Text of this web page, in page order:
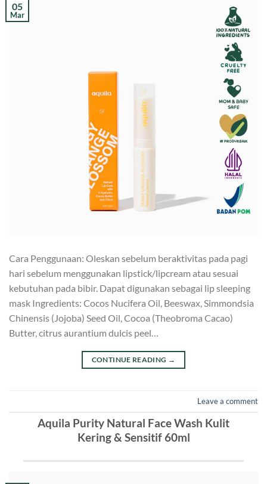
05
Mar
Cara Penggunaan: Oleskan sebelum beraktivitas pada pagi
hari sebelum menggunakan lipstick/lipcream atau sesuai
kebutuhan pada bibir. Dapat digunakan sebagai lip sleeping
mask Ingredients: Cocos Nucifera Oil, Beeswax, Simmondsia
Chinensis (Jojoba) Seed Oil, Cocoa (Theobroma Cacao)
Butter, citrus aurantium dulcis peel…
CONTINUE READING →
Leave a comment
Aquila Purity Natural Face Wash Kulit
Kering & Sensitif 60ml